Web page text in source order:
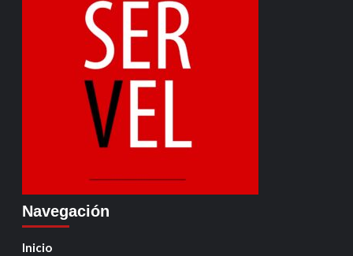
Navegación
Inicio